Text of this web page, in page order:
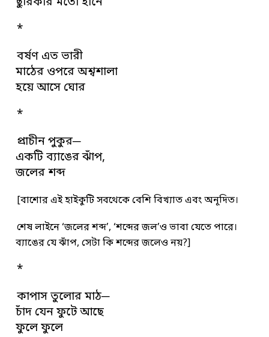
*
বর্ষণ এত ভারী
মাঠের ওপরে অশ্বশালা
হয়ে আসে ঘোর
*
প্রাচীন পুকুর─
একটি ব্যাঙের ঝাঁপ,
জলের শব্দ
[বাশোর এই হাইকুটি সবথেকে বেশি বিখ্যাত এবং অনূদিত।
শেষ লাইনে ‘জলের শব্দ’, ‘শব্দের জল’ও ভাবা যেতে পারে।
ব্যাঙের যে ঝাঁপ, সেটা কি শব্দের জলেও নয়?]
*
কাপাস তুলোর মাঠ─
চাঁদ যেন ফুটে আছে
ফুলে ফুলে